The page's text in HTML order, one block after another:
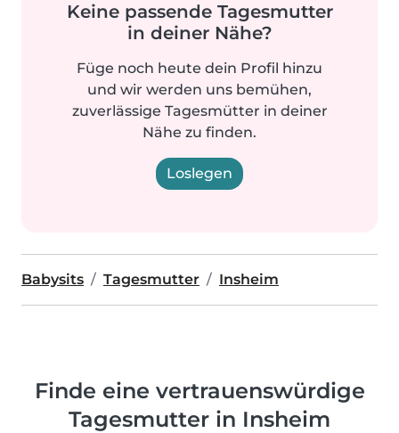
Keine passende Tagesmutter
in deiner Nähe?
Füge noch heute dein Profil hinzu
und wir werden uns bemühen,
zuverlässige Tagesmütter in deiner
Nähe zu finden.
Loslegen
Babysits Tagesmutter Insheim
Finde eine vertrauenswürdige
Tagesmutter in Insheim